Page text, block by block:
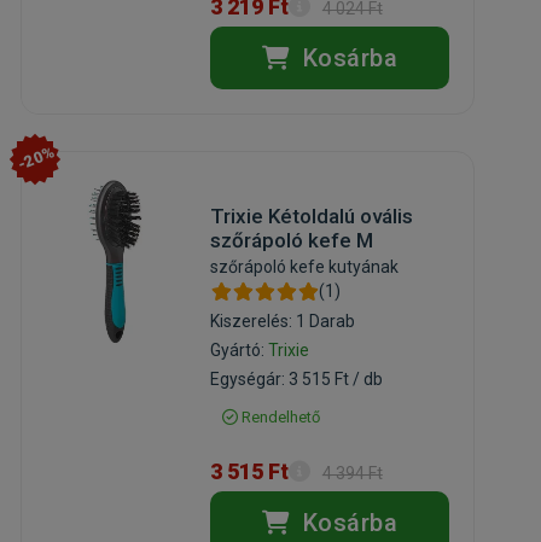
3 219 Ft 4 024 Ft
Kosárba
-20%
Trixie Kétoldalú ovális
szőrápoló kefe M
szőrápoló kefe kutyának
(1)
Kiszerelés: 1 Darab
Gyártó: Trixie
Egységár: 3 515 Ft / db
Rendelhető
3 515 Ft 4 394 Ft
Kosárba